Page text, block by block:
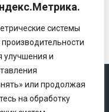
системы
улучшения и
или продолжая
на обработку
страхового рынка